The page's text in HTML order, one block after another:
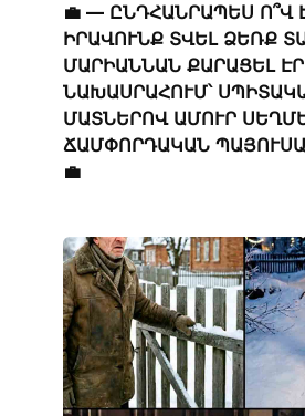
💼 — ԸՆԴՀԱՆՐԱՊԵՍ Ո՞Վ
ԻՐԱՎՈՒՆՔ ՏՎԵԼ ՁԵՌՔ
ՄԱՐԻԱՆՆԱՆ ՔԱՐԱՑԵԼ ԷՐ
ՆԱԽԱՍՐԱՀՈՒՄ՝
ՄԱՏՆԵՐՈՎ ԱՄՈՒՐ
ՃԱՄՓՈՐԴԱԿԱՆ
💼